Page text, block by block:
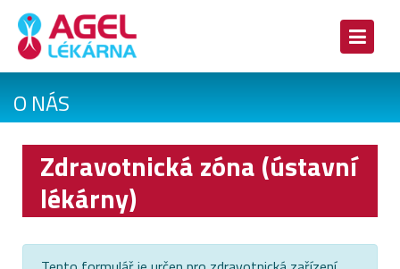
O NÁS
Zdravotnická zóna (ústavní
lékárny)